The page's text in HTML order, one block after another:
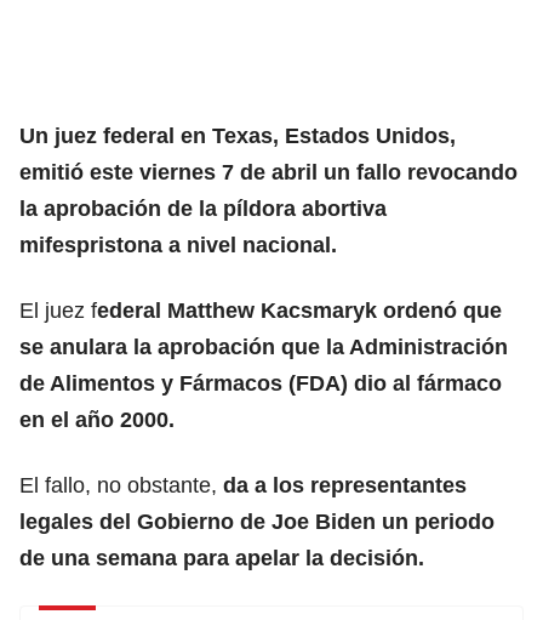
Un juez federal en Texas, Estados Unidos,
emitió este viernes 7 de abril un fallo revocando
la aprobación de la píldora abortiva
mifespristona a nivel nacional.
El juez federal Matthew Kacsmaryk ordenó que
se anulara la aprobación que la Administración
de Alimentos y Fármacos (FDA) dio al fármaco
en el año 2000.
El fallo, no obstante, da a los representantes
legales del Gobierno de Joe Biden un periodo
de una semana para apelar la decisión.